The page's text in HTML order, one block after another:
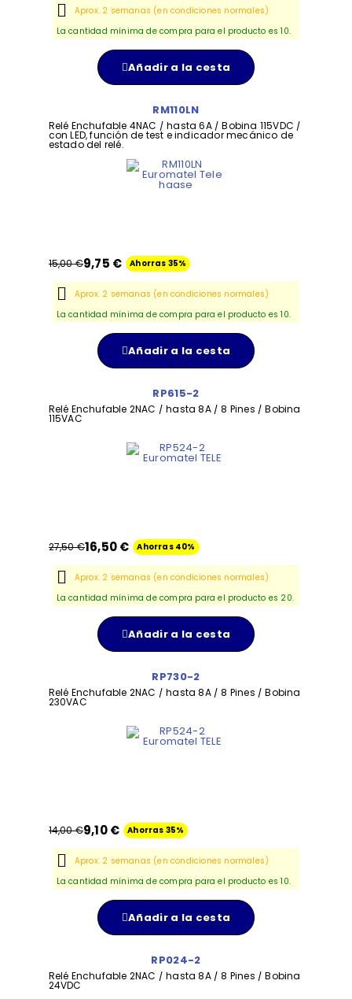
Aprox. 2 semanas (en condiciones normales)
La cantidad mínima de compra para el producto es 10.
Añadir a la cesta
RM110LN
Relé Enchufable 4NAC / hasta 6A / Bobina 115VDC /
con LED, función de test e indicador mecánico de
estado del relé.
15,00 €9,75 € Ahorras 35%
Aprox. 2 semanas (en condiciones normales)
La cantidad mínima de compra para el producto es 10.
Añadir a la cesta
RP615-2
Relé Enchufable 2NAC / hasta 8A / 8 Pines / Bobina
115VAC
27,50 €16,50 € Ahorras 40%
Aprox. 2 semanas (en condiciones normales)
La cantidad mínima de compra para el producto es 20.
Añadir a la cesta
RP730-2
Relé Enchufable 2NAC / hasta 8A / 8 Pines / Bobina
230VAC
14,00 €9,10 € Ahorras 35%
Aprox. 2 semanas (en condiciones normales)
La cantidad mínima de compra para el producto es 10.
Añadir a la cesta
RP024-2
Relé Enchufable 2NAC / hasta 8A / 8 Pines / Bobina
24VDC